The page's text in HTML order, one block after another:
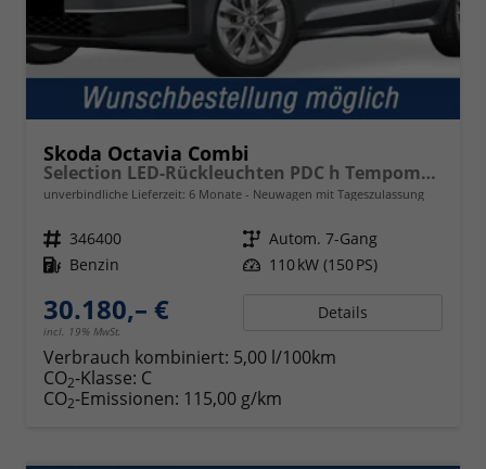
Skoda Octavia Combi
Selection LED-Rückleuchten PDC h Tempomat Lane Assist 2-Zonen Klimaauto. Sitzheizung v
unverbindliche Lieferzeit: 6 Monate Neuwagen mit Tageszulassung
Fahrzeugnr. 346400 Getriebe Autom. 7-Gang
Kraftstoff Benzin Leistung 110 kW (150 PS)
30.180,– €
incl. 19% MwSt.
Details
Verbrauch kombiniert: 5,00 l/100km
CO2-Klasse: C
CO2-Emissionen: 115,00 g/km